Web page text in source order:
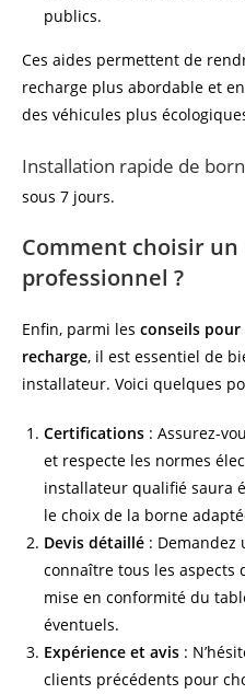
publics.
Ces aides permettent de
recharge plus abordable et
des véhicules plus
Installation rapide de
sous 7 jours.
Comment choisir
professionnel ?
Enfin, parmi les conseils
recharge, il est essentiel de
installateur. Voici quelques
Certifications : Assurez-
et respecte les normes
installateur qualifié saura
le choix de la borne
Devis détaillé : Demandez
connaître tous les aspects
mise en conformité du
éventuels.
Expérience et avis :
clients précédents pour